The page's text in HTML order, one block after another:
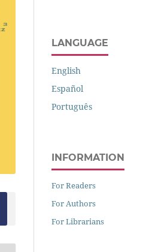
LANGUAGE
English
Español
Português
INFORMATION
For Readers
For Authors
For Librarians